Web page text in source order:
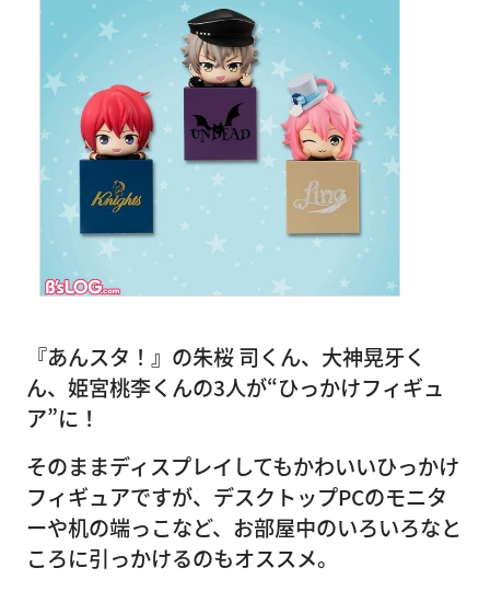
『あんスタ！』の朱桜 司くん、大神晃牙く
ん、姫宮桃李くんの3人が“ひっかけフィギュ
ア”に！
そのままディスプレイしてもかわいいひっかけ
フィギュアですが、デスクトップPCのモニタ
ーや机の端っこなど、お部屋中のいろいろなと
ころに引っかけるのもオススメ。